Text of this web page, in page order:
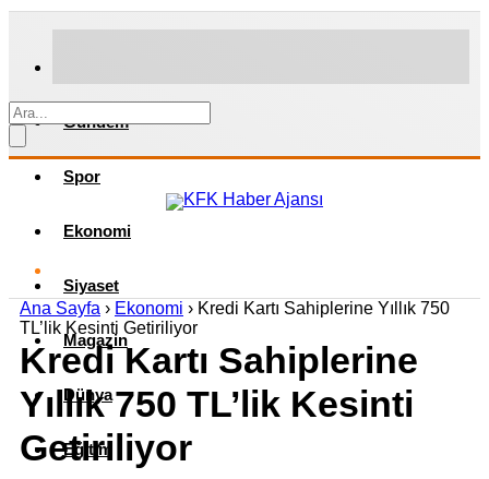
Gündem
Spor
Ekonomi
Siyaset
Magazin
Dünya
Eğitim
Ana Sayfa › Ekonomi › Kredi Kartı Sahiplerine Yıllık 750
TL’lik Kesinti Getiriliyor
Kredi Kartı Sahiplerine
Yıllık 750 TL’lik Kesinti
Getiriliyor